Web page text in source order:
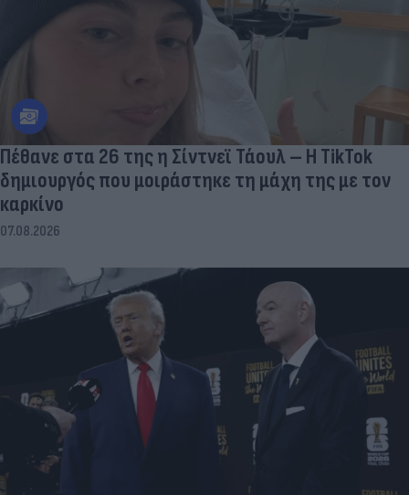
Πέθανε στα 26 της η Σίντνεϊ Τάουλ – Η TikTok
δημιουργός που μοιράστηκε τη μάχη της με τον
καρκίνο
07.08.2026